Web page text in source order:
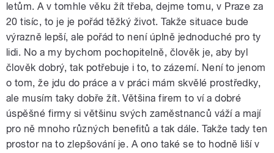
letům. A v tomhle věku žít třeba, dejme tomu, v Praze za
20 tisíc, to je je pořád těžký život. Takže situace bude
výrazně lepší, ale pořád to není úplně jednoduché pro ty
lidi. No a my bychom pochopitelně, člověk je, aby byl
člověk dobrý, tak potřebuje i to, to zázemí. Není to jenom
o tom, že jdu do práce a v práci mám skvělé prostředky,
ale musím taky dobře žít. Většina firem to ví a dobré
úspěšné firmy si většinu svých zaměstnanců váží a mají
pro ně mnoho různých benefitů a tak dále. Takže tady ten
prostor na to zlepšování je. A ono také se to hodně liší v